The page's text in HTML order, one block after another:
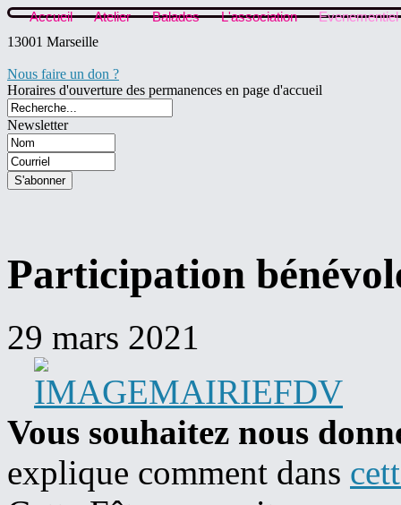
Accueil Atelier Balades L'association
Evenementiel
13001 Marseille
Nous faire un don ?
Horaires d'ouverture des permanences en page d'accueil
Newsletter
Participation
29 mars 2021
Vous souhaitez nous
explique comment dans